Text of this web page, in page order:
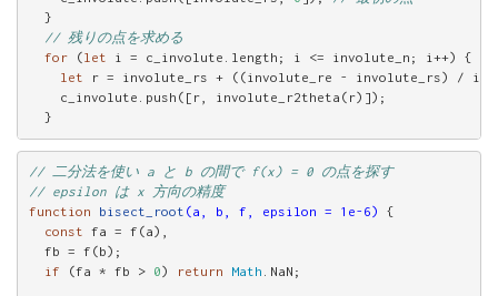
  }
// 残りの点を求める
for (let i = c_involute.length; i <= involute_n; i++) {
let r = involute_rs + ((involute_re - involute_rs) /
    c_involute.push([r, involute_r2theta(r)]);
  }
// 二分法を使い a と b の間で f(x) = 0 の点を探す
// epsilon は x 方向の精度
function
bisect_root (a, b, f, epsilon = 1e-6)
{
const fa = f(a),
  fb = f(b);
if (fa * fb > 0) return Math .NaN;